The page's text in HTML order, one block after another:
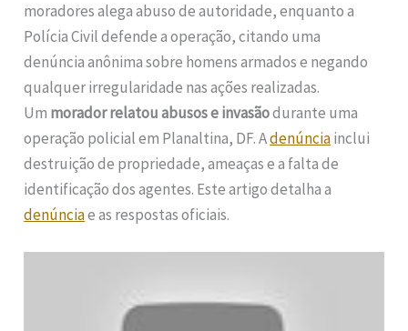
moradores alega abuso de autoridade, enquanto a
Polícia Civil defende a operação, citando uma
denúncia anônima sobre homens armados e negando
qualquer irregularidade nas ações realizadas.
Um morador relatou abusos e invasãodurante uma
operação policial em Planaltina, DF. Adenúnciainclui
destruição de propriedade, ameaças e a falta de
identificação dos agentes. Este artigo detalha a
denúnciae as respostas oficiais.